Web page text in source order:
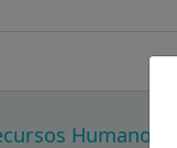
Humanos